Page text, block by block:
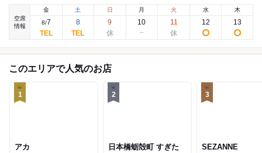
空席
情報
金
8/7
土
8
日
9
月
10
火
11
水
12
木
13
このエリアで人気のお店
1
アカ
2
日本橋蛎殻町 すぎた
3
SEZANNE